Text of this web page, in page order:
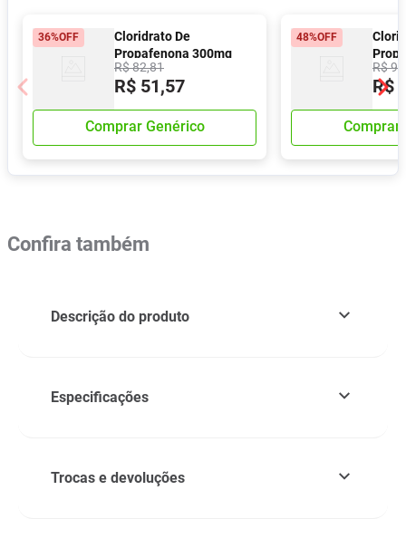
36%OFF
Cloridrato De
Propafenona 300mg
Prati-Donaduzzi 30
Comprimidos
R$82,81
R$ 51,57
Comprar Genérico
48%OFF
R$95
R$
Comprar
Confira também
Descrição do produto
Especificações
Trocas e devoluções